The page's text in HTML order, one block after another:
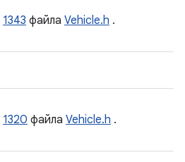
1343 файла Vehicle.h .
1320 файла Vehicle.h .